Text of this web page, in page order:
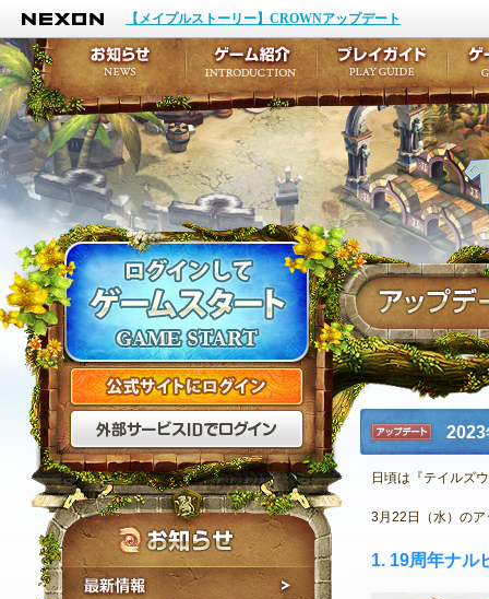
NEXON
【メイプルストーリー】CROWNアップデート
公式サイトにログイン
外部サービスIDでログ
アップデ
ート
日頃は『テイルズ
3月22日（水）の
1. 19周年ナル
お知らせ
イベント
アップデート
メンテナンス
ゲーム紹介
キャラクター作成
テイルズ初級者講座
ここだけは知ってお